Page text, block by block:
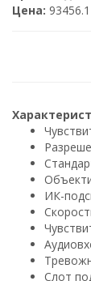
Цена: 93456.1
ИК-
Слот